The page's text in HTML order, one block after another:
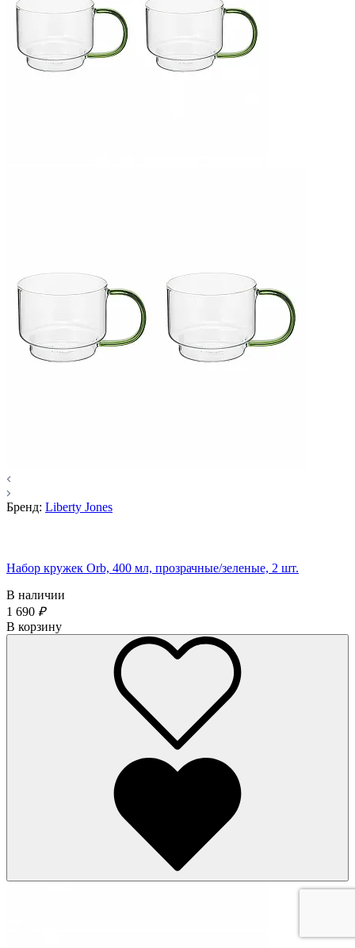
Бренд: Liberty Jones
Набор кружек Orb, 400 мл, прозрачные/зеленые, 2 шт.
В наличии
1 690 ₽
В корзину